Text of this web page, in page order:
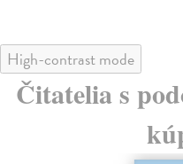
High-contrast mode
Čitatelia s